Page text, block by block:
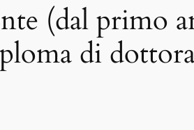
(dal primo
di